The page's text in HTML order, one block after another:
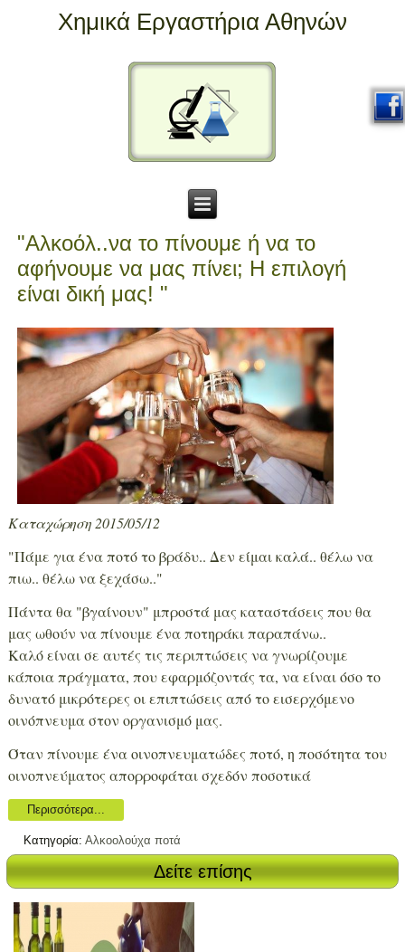
Χημικά Εργαστήρια Αθηνών
"Αλκοόλ..να το πίνουμε ή να το
αφήνουμε να μας πίνει; Η επιλογή
είναι δική μας! "
Καταχώρηση 2015/05/12
"Πάμε για ένα ποτό το βράδυ.. Δεν είμαι καλά.. θέλω να
πιω.. θέλω να ξεχάσω.."
Πάντα θα "βγαίνουν" μπροστά μας καταστάσεις που θα
μας ωθούν να πίνουμε ένα ποτηράκι παραπάνω..
Καλό είναι σε αυτές τις περιπτώσεις να γνωρίζουμε
κάποια πράγματα, που εφαρμόζοντάς τα, να είναι όσο το
δυνατό μικρότερες οι επιπτώσεις από το εισερχόμενο
οινόπνευμα στον οργανισμό μας.
Όταν πίνουμε ένα οινοπνευματώδες ποτό, η ποσότητα του
οινοπνεύματος απορροφάται σχεδόν ποσοτικά
Περισσότερα...
Κατηγορία:Αλκοολούχα ποτά
Δείτε επίσης